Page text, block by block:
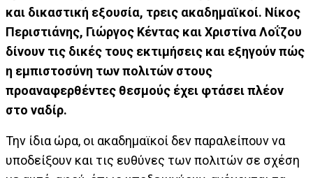
και δικαστική εξουσία, τρεις ακαδημαϊκοί. Νίκος
Περιστιάνης, Γιώργος Κέντας και Χριστίνα Λοΐζου
δίνουν τις δικές τους εκτιμήσεις και εξηγούν πώς
η εμπιστοσύνη των πολιτών στους
προαναφερθέντες θεσμούς έχει φτάσει πλέον
στο ναδίρ.
Την ίδια ώρα, οι ακαδημαϊκοί δεν παραλείπουν να
υποδείξουν και τις ευθύνες των πολιτών σε σχέση